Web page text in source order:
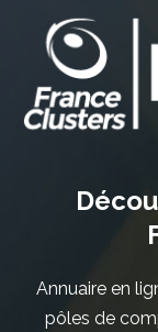
Annuaire en
pôles de